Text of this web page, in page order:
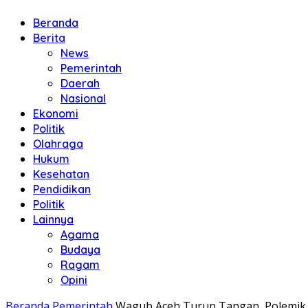
Beranda
Berita
News
Pemerintah
Daerah
Nasional
Ekonomi
Politik
Olahraga
Hukum
Kesehatan
Pendidikan
Politik
Lainnya
Agama
Budaya
Ragam
Opini